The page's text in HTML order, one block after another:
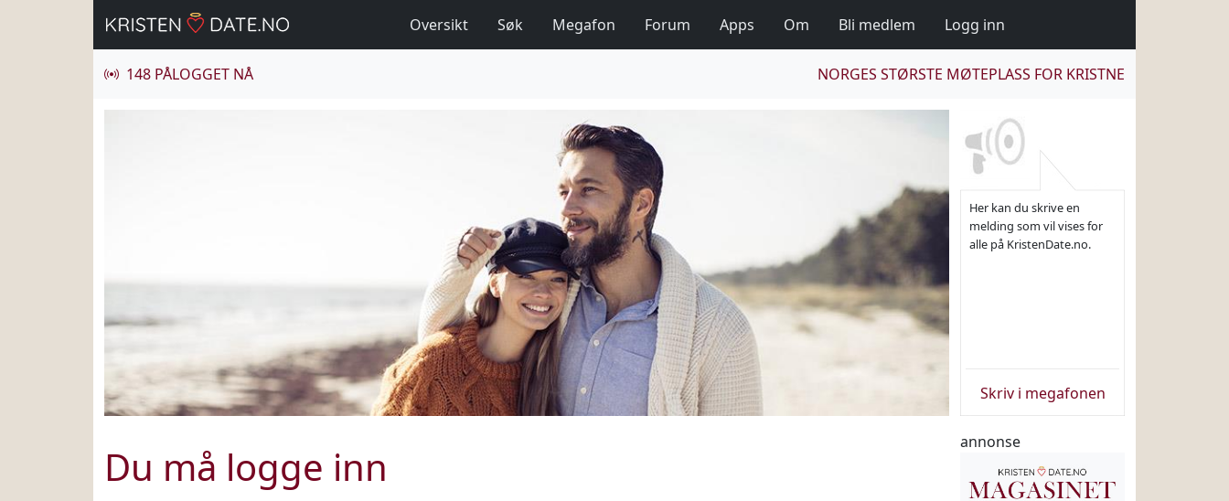
Oversikt Søk Megafon Forum Apps Om Bli medlem Logg inn
148 PÅLOGGET NÅ NORGES STØRSTE MØTEPLASS FOR KRISTNE
Du må logge inn
Her kan du skrive en
melding som vil vises for
alle på KristenDate.no.
Skriv i megafonen
annonse